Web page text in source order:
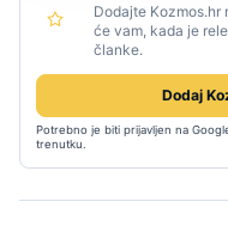
Dodajte Kozmos.hr
će vam, kada je
članke.
Dodaj
Potrebno je biti prijavljen na
trenutku.